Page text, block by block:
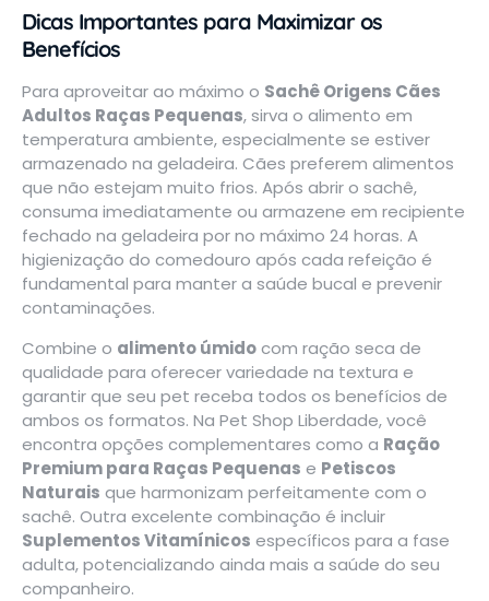
Dicas Importantes para Maximizar os
Benefícios
Para aproveitar ao máximo o Sachê Origens Cães
Adultos Raças Pequenas, sirva o alimento em
temperatura ambiente, especialmente se estiver
armazenado na geladeira. Cães preferem alimentos
que não estejam muito frios. Após abrir o sachê,
consuma imediatamente ou armazene em recipiente
fechado na geladeira por no máximo 24 horas. A
higienização do comedouro após cada refeição é
fundamental para manter a saúde bucal e prevenir
contaminações.
Combine o alimento úmidocom ração seca de
qualidade para oferecer variedade na textura e
garantir que seu pet receba todos os benefícios de
ambos os formatos. Na Pet Shop Liberdade, você
encontra opções complementares como a Ração
Premium para Raças Pequenas e Petiscos
Naturais que harmonizam perfeitamente com o
sachê. Outra excelente combinação é incluir
Suplementos Vitamínicos específicos para a fase
adulta, potencializando ainda mais a saúde do seu
companheiro.